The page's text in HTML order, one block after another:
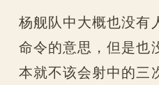
杨舰队中大概也没有
命令的意思，但是也
本就不该会射中的三